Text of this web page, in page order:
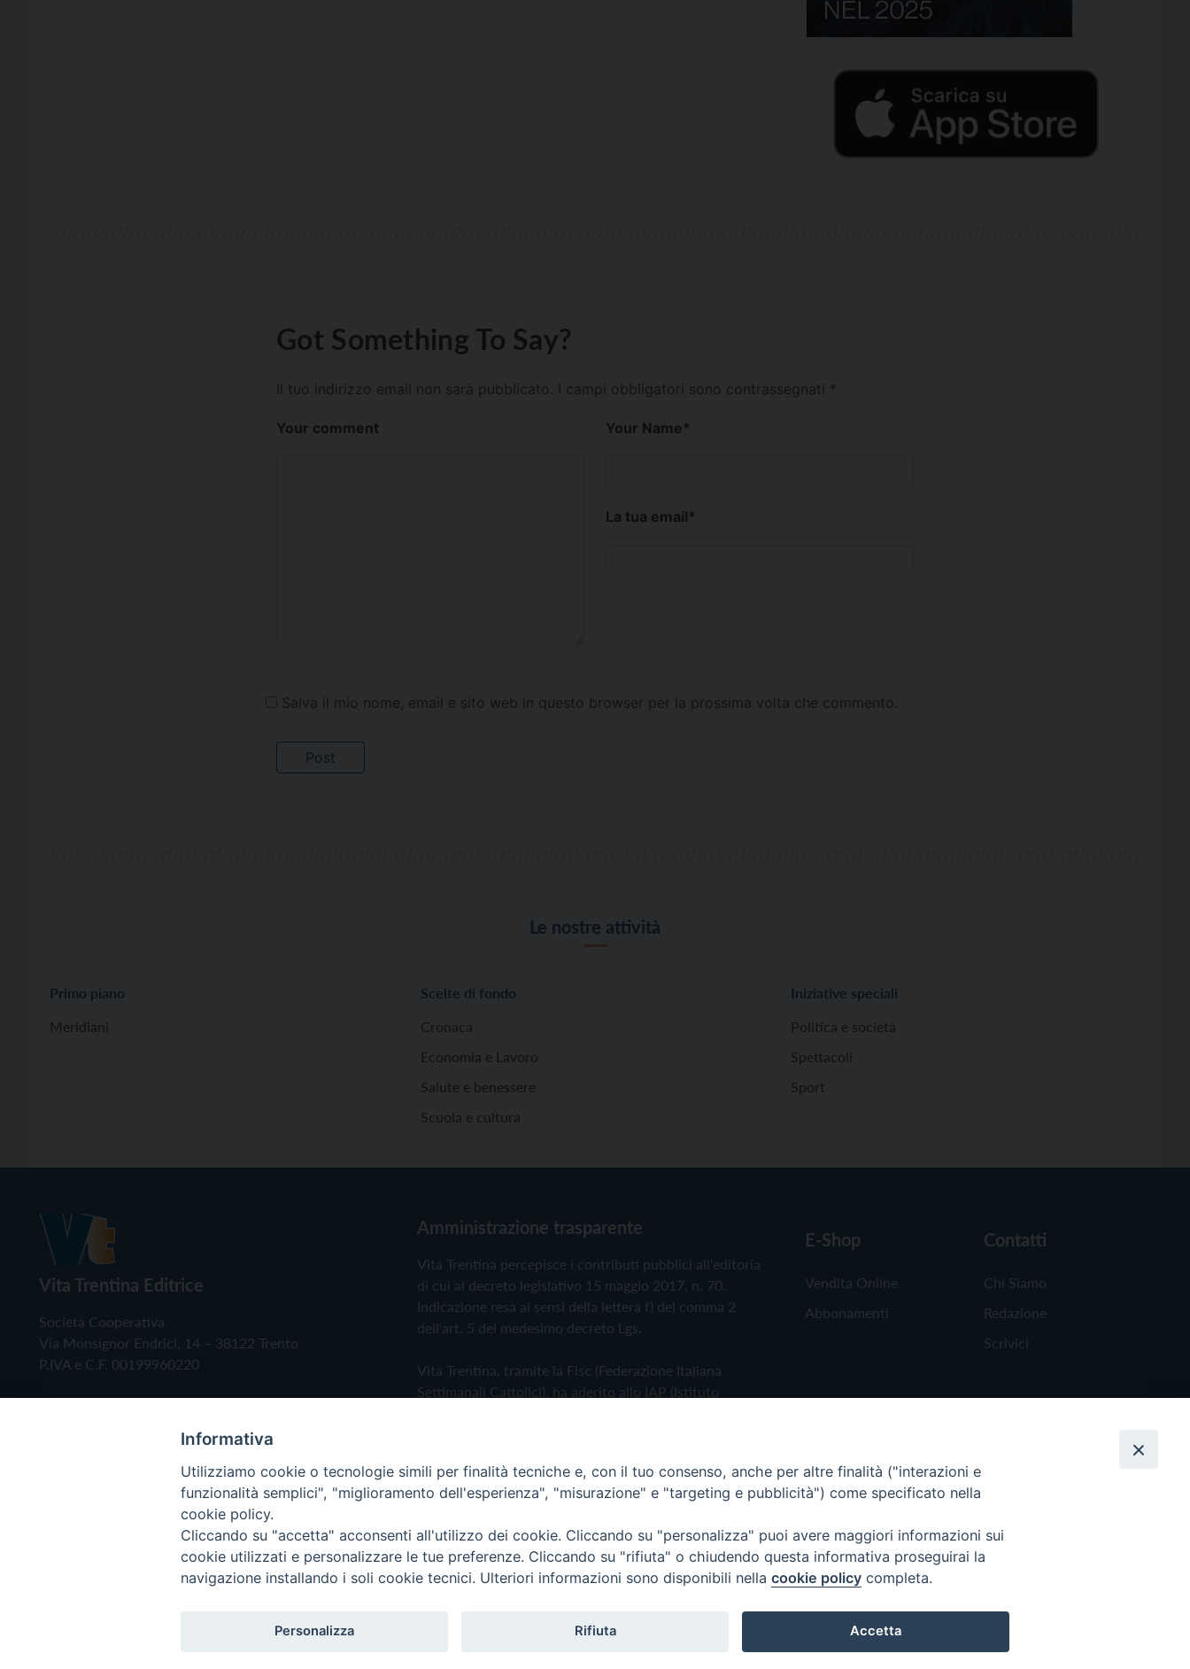
Got Something To Say?
Il tuo indirizzo email non sarà pubblicato. I campi obbligatori sono contrassegnati *
Your comment Your Name*
La tua email*
Salva il mio nome, email e sito web in questo browser per la prossima volta che commento.
Le nostre attività
Primo piano
Meridiani
Scelte di fondo
Cronaca
Economia e Lavoro
Salute e benessere
Scuola e cultura
Iniziative speciali
Politica e società
Spettacoli
Sport
Vita Trentina Editrice
Società Cooperativa
Via Monsignor Endrici, 14 – 38122 Trento
P.IVA e C.F. 00199960220
Amministrazione trasparente
Vita Trentina percepisce i contributi pubblici all'editoria
di cui al decreto legislativo 15 maggio 2017, n. 70.
Indicazione resa ai sensi della lettera f) del comma 2
dell'art. 5 del medesimo decreto Lgs.
Vita Trentina, tramite la Fisc (Federazione Italiana
Settimanali Cattolici), ha aderito allo IAP (Istituto
Privacy Policy Cookie Policy
E-Shop
Vendita Online
Abbonamenti
Contatti
Chi Siamo
Redazione
Scrivici
Copyright © 2019 - Tutti i diritti riservati - Vita Trentina Editrice
Informativa
Utilizziamo cookie o tecnologie simili per finalità tecniche e, con il tuo consenso, anche per altre finalità ("interazioni e
funzionalità semplici", "miglioramento dell'esperienza", "misurazione" e "targeting e pubblicità") come specificato nella
cookie policy.
Cliccando su "accetta" acconsenti all'utilizzo dei cookie. Cliccando su "personalizza" puoi avere maggiori informazioni sui
cookie utilizzati e personalizzare le tue preferenze. Cliccando su "rifiuta" o chiudendo questa informativa proseguirai la
navigazione installando i soli cookie tecnici. Ulteriori informazioni sono disponibili nella cookie policy completa.
Personalizza Rifiuta Accetta